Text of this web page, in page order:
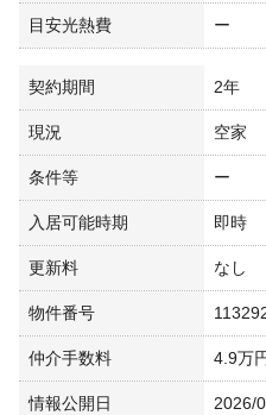
目安光熱費 ー
契約期間 2年
現況 空家
条件等 ー
入居可能時期 即時
更新料 なし
物件番号
仲介手数料 4.9万
情報公開日 2026/